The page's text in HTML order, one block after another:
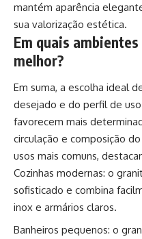
mantém aparência
sua valorização estética.
Em quais
melhor?
Em suma, a escolha ideal
desejado e do perfil de
favorecem mais
circulação e composição
usos mais comuns,
Cozinhas modernas: o
sofisticado e combina
inox e armários claros.
Banheiros pequenos: o